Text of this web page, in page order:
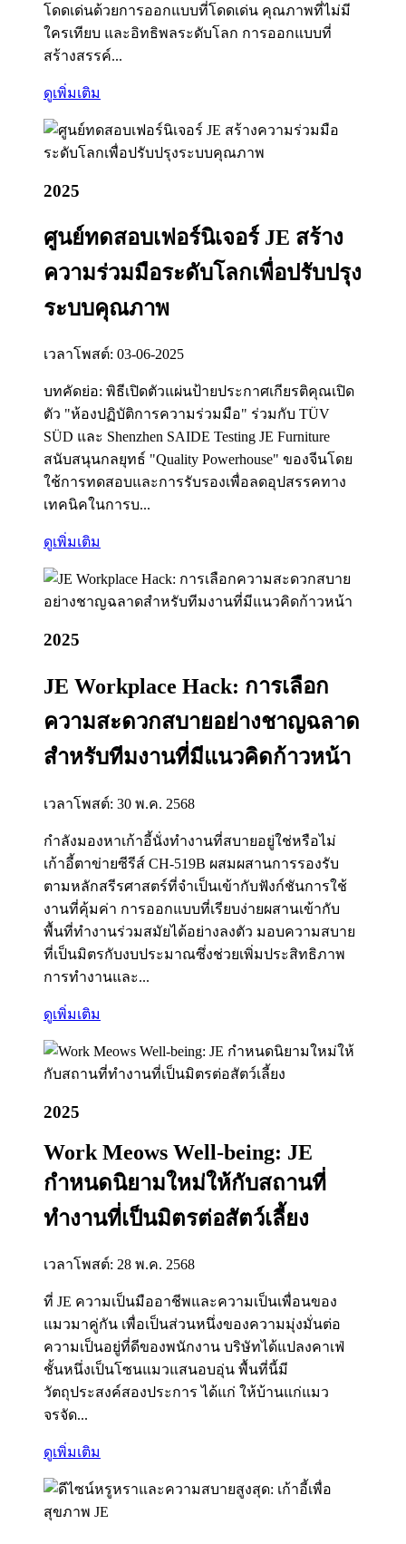
โดดเด่นด้วยการออกแบบที่โดดเด่น คุณภาพที่ไม่มี
ใครเทียบ และอิทธิพลระดับโลก การออกแบบที่
สร้างสรรค์...
ดูเพิ่มเติม
2025
ศูนย์ทดสอบเฟอร์นิเจอร์ JE สร้าง
ความร่วมมือระดับโลกเพื่อปรับปรุง
ระบบคุณภาพ
เวลาโพสต์: 03-06-2025
บทคัดย่อ: พิธีเปิดตัวแผ่นป้ายประกาศเกียรติคุณเปิด
ตัว "ห้องปฏิบัติการความร่วมมือ" ร่วมกับ TÜV
SÜD และ Shenzhen SAIDE Testing JE Furniture
สนับสนุนกลยุทธ์ "Quality Powerhouse" ของจีนโดย
ใช้การทดสอบและการรับรองเพื่อลดอุปสรรคทาง
เทคนิคในการบ...
ดูเพิ่มเติม
2025
JE Workplace Hack: การเลือก
ความสะดวกสบายอย่างชาญฉลาด
สำหรับทีมงานที่มีแนวคิดก้าวหน้า
เวลาโพสต์: 30 พ.ค. 2568
กำลังมองหาเก้าอี้นั่งทำงานที่สบายอยู่ใช่หรือไม่
เก้าอี้ตาข่ายซีรีส์ CH-519B ผสมผสานการรองรับ
ตามหลักสรีรศาสตร์ที่จำเป็นเข้ากับฟังก์ชันการใช้
งานที่คุ้มค่า การออกแบบที่เรียบง่ายผสานเข้ากับ
พื้นที่ทำงานร่วมสมัยได้อย่างลงตัว มอบความสบาย
ที่เป็นมิตรกับงบประมาณซึ่งช่วยเพิ่มประสิทธิภาพ
การทำงานและ...
ดูเพิ่มเติม
2025
Work Meows Well-being: JE
กำหนดนิยามใหม่ให้กับสถานที่
ทำงานที่เป็นมิตรต่อสัตว์เลี้ยง
เวลาโพสต์: 28 พ.ค. 2568
ที่ JE ความเป็นมืออาชีพและความเป็นเพื่อนของ
แมวมาคู่กัน เพื่อเป็นส่วนหนึ่งของความมุ่งมั่นต่อ
ความเป็นอยู่ที่ดีของพนักงาน บริษัทได้แปลงคาเฟ่
ชั้นหนึ่งเป็นโซนแมวแสนอบอุ่น พื้นที่นี้มี
วัตถุประสงค์สองประการ ได้แก่ ให้บ้านแก่แมว
จรจัด...
ดูเพิ่มเติม